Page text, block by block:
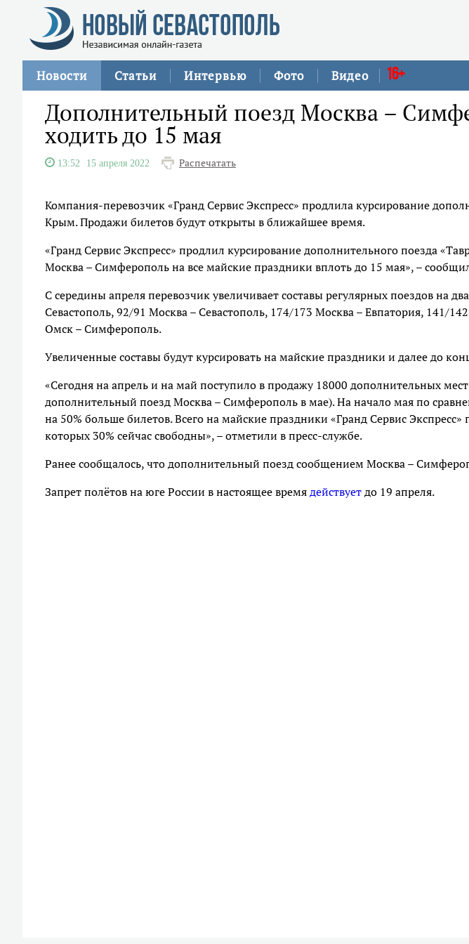
Новости Статьи Интервью Фото Видео 16+
Дополнительный поезд Москва –
ходить до 15 мая
13:52 15 апреля 2022 Распечатать
Компания-перевозчик «Гранд Сервис Экспресс» продлила курсирование
Крым. Продажи билетов будут открыты в ближайшее время.
«Гранд Сервис Экспресс» продлил курсирование дополнительного поезда
Москва – Симферополь на все майские праздники вплоть до 15 мая», –
С середины апреля перевозчик увеличивает составы регулярных поездов на
Севастополь, 92/91 Москва – Севастополь, 174/173 Москва – Евпатория, 141/
Омск – Симферополь.
Увеличенные составы будут курсировать на майские праздники и далее до
«Сегодня на апрель и на май поступило в продажу 18000 дополнительных
дополнительный поезд Москва – Симферополь в мае). На начало мая по
на 50% больше билетов. Всего на майские праздники «Гранд Сервис
которых 30% сейчас свободны», – отметили в пресс-службе.
Ранее сообщалось, что дополнительный поезд сообщением Москва –
Запрет полётов на юге России в настоящее времядействуетдо 19 апреля.